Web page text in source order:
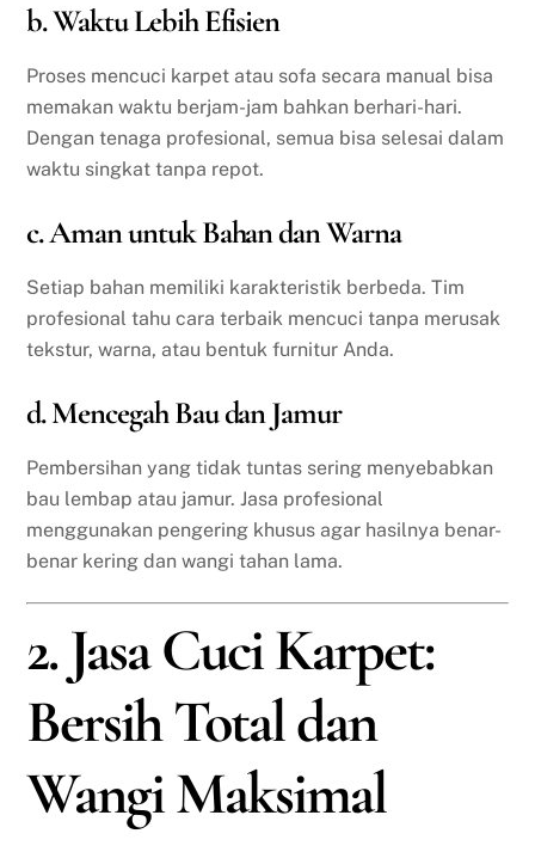
b. Waktu Lebih Efisien
Proses mencuci karpet atau sofa secara manual bisa
memakan waktu berjam-jam bahkan berhari-hari.
Dengan tenaga profesional, semua bisa selesai dalam
waktu singkat tanpa repot.
c. Aman untuk Bahan dan Warna
Setiap bahan memiliki karakteristik berbeda. Tim
profesional tahu cara terbaik mencuci tanpa merusak
tekstur, warna, atau bentuk furnitur Anda.
d. Mencegah Bau dan Jamur
Pembersihan yang tidak tuntas sering menyebabkan
bau lembap atau jamur. Jasa profesional
menggunakan pengering khusus agar hasilnya benar-
benar kering dan wangi tahan lama.
2. Jasa Cuci Karpet:
Bersih Total dan
Wangi Maksimal